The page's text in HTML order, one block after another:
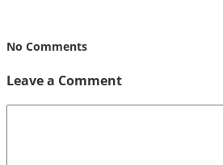
No Comments
Leave a Comment